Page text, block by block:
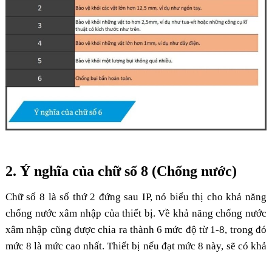
2. Ý nghĩa của chữ số 8 (Chống nước)
Chữ số 8 là số thứ 2 đứng sau IP, nó biểu thị cho khả năng
chống nước xâm nhập của thiết bị. Về khả năng chống nước
xâm nhập cũng được chia ra thành 6 mức độ từ 1-8, trong đó
mức 8 là mức cao nhất. Thiết bị nếu đạt mức 8 này, sẽ có khả